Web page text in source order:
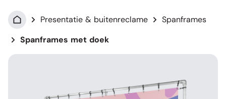
Presentatie & buitenreclame
Spanframes
Spanframes met doek